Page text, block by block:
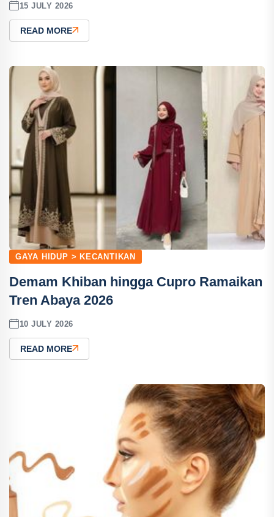
15 JULY 2026
READ MORE
GAYA HIDUP > KECANTIKAN
Demam Khiban hingga Cupro Ramaikan
Tren Abaya 2026
10 JULY 2026
READ MORE